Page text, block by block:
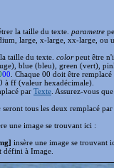
la taille du texte. parametre
large, x-large, xx-large, ou
taille du texte. colorpeut être
blue (bleu), green (vert),
00 . Chaque 00 doit être
à ff (valeur hexadécimale).
par Texte . Assurez-vous
seront tous les deux remplacé par
une image se trouvant ici :
insère une image se trouvant
à Image.